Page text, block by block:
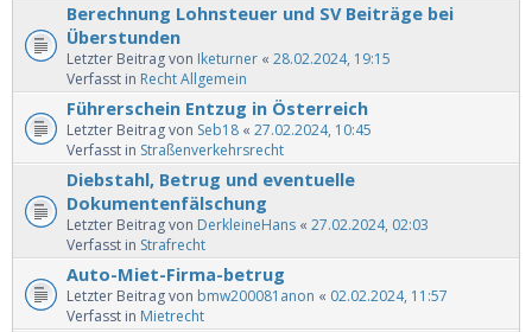
Berechnung Lohnsteuer und SV Beiträge bei
Überstunden
Letzter Beitrag von Iketurner « 28.02.2024, 19:15
Verfasst in Recht Allgemein
Führerschein Entzug in Österreich
Letzter Beitrag von Seb18 « 27.02.2024, 10:45
Verfasst in Straßenverkehrsrecht
Diebstahl, Betrug und eventuelle
Dokumentenfälschung
Letzter Beitrag von DerkleineHans « 27.02.2024, 02:03
Verfasst in Strafrecht
Auto-Miet-Firma-betrug
Letzter Beitrag von bmw200081anon « 02.02.2024, 11:57
Verfasst in Mietrecht